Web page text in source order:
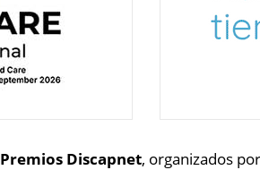
Premios Discapnet, organizados por